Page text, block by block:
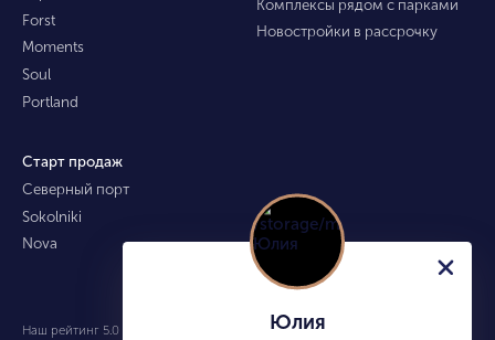
Forst
Moments
Soul
Portland
Комплексы рядом с парками
Новостройки в рассрочку
Старт продаж
Северный порт
Sokolniki
Nova
Наш рейтинг 5.0 из 5 (490) Юлия